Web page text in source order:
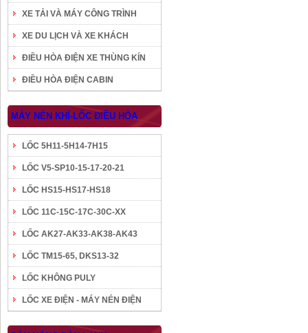
XE TẢI VÀ MÁY CÔNG TRÌNH
XE DU LỊCH VÀ XE KHÁCH
ĐIỀU HÒA ĐIỆN XE THÙNG KÍN
ĐIỀU HÒA ĐIỆN CABIN
MÁY NÉN KHÍ-LỐC ĐIỀU HÒA
LỐC 5H11-5H14-7H15
LỐC V5-SP10-15-17-20-21
LỐC HS15-HS17-HS18
LỐC 11C-15C-17C-30C-XX
LỐC AK27-AK33-AK38-AK43
LỐC TM15-65, DKS13-32
LỐC KHÔNG PULY
LỐC XE ĐIỆN - MÁY NÉN ĐIỆN